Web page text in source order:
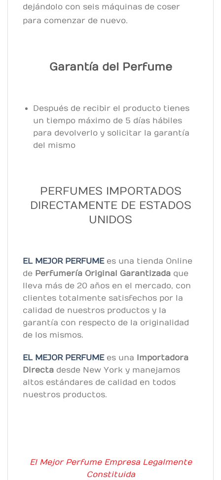
dejándolo con seis máquinas de coser
para comenzar de nuevo.
Garantía del Perfume
Después de recibir el producto tienes
un tiempo máximo de 5 días hábiles
para devolverlo y solicitar la garantía
del mismo
PERFUMES IMPORTADOS
DIRECTAMENTE DE ESTADOS
UNIDOS
EL MEJOR PERFUMEes una tienda Online
de Perfumería Original Garantizada que
lleva más de 20 años en el mercado, con
clientes totalmente satisfechos por la
calidad de nuestros productos y la
garantía con respecto de la originalidad
de los mismos.
EL MEJOR PERFUME es una
Importadora
Directa desde New York y manejamos
altos estándares de calidad en todos
nuestros productos.
El Mejor Perfume Empresa Legalmente
Constituida